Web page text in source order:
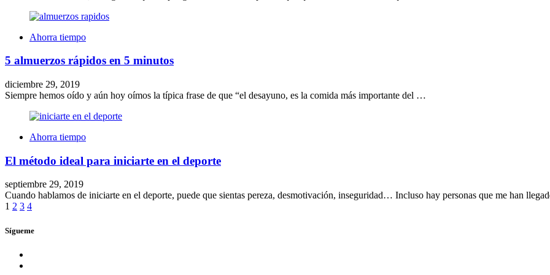
Ahorra tiempo
5 almuerzos rápidos en 5 minutos
diciembre 29, 2019
Siempre hemos oído y aún hoy oímos la típica frase de que “el desayuno, es la comida más importante del …
Ahorra tiempo
El método ideal para iniciarte en el deporte
septiembre 29, 2019
Cuando hablamos de iniciarte en el deporte, puede que sientas pereza, desmotivación, inseguridad… Incluso hay personas que me han
1 2 3 4
Sígueme